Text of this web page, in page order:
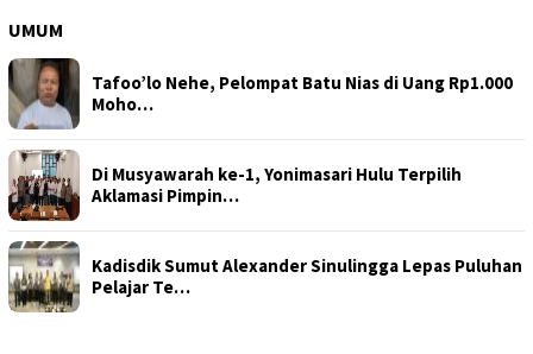
UMUM
Tafoo’lo Nehe, Pelompat Batu Nias di Uang Rp1.000
Moho…
Di Musyawarah ke-1, Yonimasari Hulu Terpilih
Aklamasi Pimpin…
Kadisdik Sumut Alexander Sinulingga Lepas Puluhan
Pelajar Te…